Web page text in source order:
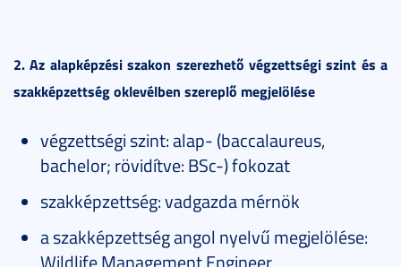
2. Az alapképzési szakon szerezhető végzettségi szint és a
szakképzettség oklevélben szereplő megjelölése
végzettségi szint: alap- (baccalaureus,
bachelor; rövidítve: BSc-) fokozat
szakképzettség: vadgazda mérnök
a szakképzettség angol nyelvű megjelölése:
Wildlife Management Engineer